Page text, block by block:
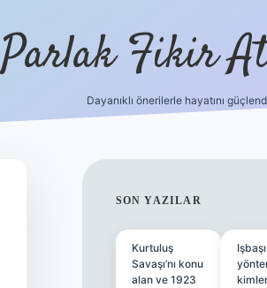
Parlak Fikir
Dayanıklı önerilerle hayatını
SIDEBAR
SON YAZILAR
Kurtuluş
Savaşı’nı konu
alan ve 1923